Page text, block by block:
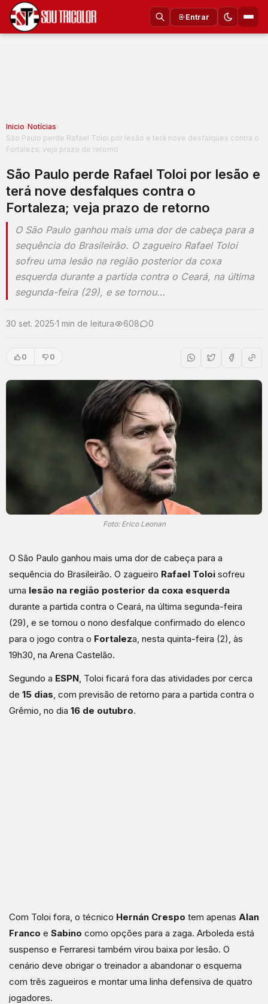
Entrar
Inicio›Notícias›
São Paulo perde Rafael Toloi por lesão e terá nove desfalques contra o
Fortaleza; veja prazo de retorno
São Paulo perde Rafael Toloi por lesão e
terá nove desfalques contra o
Fortaleza; veja prazo de retorno
O São Paulo ganhou mais uma dor de cabeça para a
sequência do Brasileirão. O zagueiro Rafael Toloi
sofreu uma lesão na região posterior da coxa
esquerda durante a partida contra o Ceará, na última
segunda-feira (29), e se tornou…
30 set. 2025·1 min de leitura 608 0
0 0
Foto: Erico Leonan
O São Paulo ganhou mais uma dor de cabeça para a
sequência do Brasileirão. O zagueiro Rafael Toloi sofreu
uma lesão na região posterior da coxa esquerda
durante a partida contra o Ceará, na última segunda-feira
(29), e se tornou o nono desfalque confirmado do elenco
para o jogo contra o Fortaleza, nesta quinta-feira (2), às
19h30, na Arena Castelão.
Segundo a ESPN , Toloi ficará fora das atividades por cerca
de 15 dias , com previsão de retorno para a partida contra o
Grêmio, no dia 16 de outubro.
Com Toloi fora, o técnico Hernán Crespo tem apenas Alan
Franco e Sabino como opções para a zaga. Arboleda está
suspenso e Ferraresi também virou baixa por lesão. O
cenário deve obrigar o treinador a abandonar o esquema
com três zagueiros e montar uma linha defensiva de quatro
jogadores.